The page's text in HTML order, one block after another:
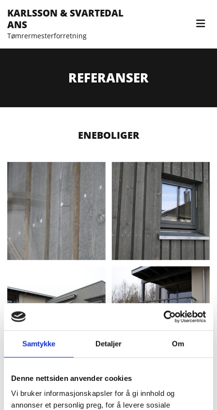
Samtykke Detaljer Om
Denne nettsiden anvender cookies
Vi bruker informasjonskapsler for å gi innhold og
annonser et personlig preg, for å levere sosiale
KARLSSON & SVARTEDAL
ANS
Tømrermesterforretning
REFERANSER
ENEBOLIGER